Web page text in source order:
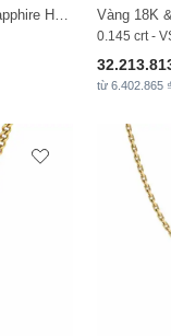
Vàng 18K
0.145 crt -
từ 6.402.865 ₫